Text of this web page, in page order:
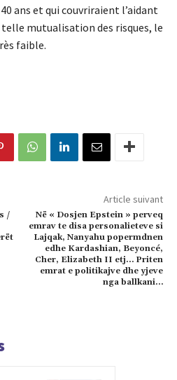
ans et qui couvriraient l’aidant
telle mutualisation des risques, le
faible.
/
Article suivant
Në « Dosjen Epstein » perveq
emrav te disa personalieteve si
Lajqak, Nanyahu popermdnen
edhe Kardashian, Beyoncé,
Cher, Elizabeth II etj… Priten
emrat e politikajve dhe yjeve
nga ballkani…